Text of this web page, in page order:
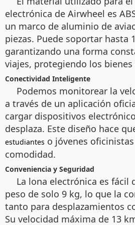
electrónica de Airwheel es
un marco de aluminio de
piezas. Puede soportar hasta
garantizando una forma
viajes, protegiendo los
Conectividad Inteligente
Podemos monitorear la
a través de un aplicación
cargar dispositivos
desplaza. Este diseño hace
estudiantes o jóvenes
comodidad.
Conveniencia y Seguridad
La lona electrónica es fácil
peso de solo 9 kg, lo que la
tanto para desplazamientos
Su velocidad máxima de 13